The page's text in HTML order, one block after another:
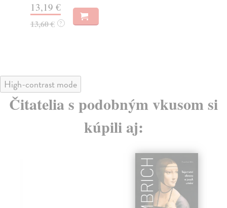
13,19 €
13,60 € ?
High-contrast mode
Čitatelia s podobným vkusom si
kúpili aj: